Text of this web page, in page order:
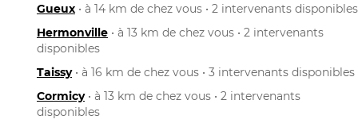
Gueux • à 14 km de chez vous • 2 intervenants disponibles
Hermonville • à 13 km de chez vous • 2 intervenants
disponibles
Taissy• à 16 km de chez vous • 3 intervenants disponibles
Cormicy• à 13 km de chez vous • 2 intervenants
disponibles